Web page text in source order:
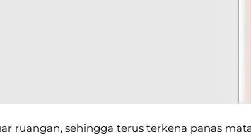
ruangan, sehingga terus terkena panas